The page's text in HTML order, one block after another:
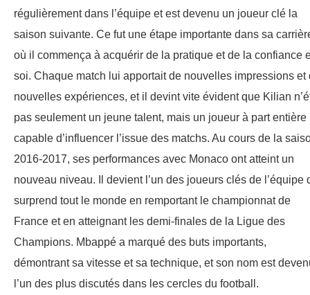
régulièrement dans l’équipe et est devenu un joueur clé la
saison suivante. Ce fut une étape importante dans sa
où il commença à acquérir de la pratique et de la confiance
soi. Chaque match lui apportait de nouvelles impressions et
nouvelles expériences, et il devint vite évident que Kilian
pas seulement un jeune talent, mais un joueur à part entière
capable d’influencer l’issue des matchs. Au cours de la
2016-2017, ses performances avec Monaco ont atteint un
nouveau niveau. Il devient l’un des joueurs clés de l’équipe
surprend tout le monde en remportant le championnat de
France et en atteignant les demi-finales de la Ligue des
Champions. Mbappé a marqué des buts importants,
démontrant sa vitesse et sa technique, et son nom est
l’un des plus discutés dans les cercles du football.